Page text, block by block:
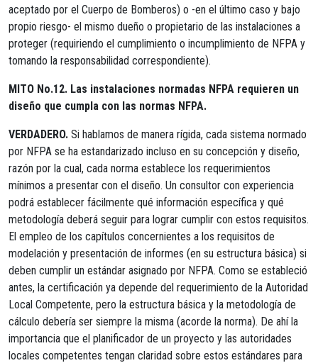
aceptado por el Cuerpo de Bomberos) o -en el último caso y bajo
propio riesgo- el mismo dueño o propietario de las instalaciones a
proteger (requiriendo el cumplimiento o incumplimiento de NFPA y
tomando la responsabilidad correspondiente).
MITO No.12. Las instalaciones normadas NFPA requieren un
diseño que cumpla con las normas NFPA.
VERDADERO. Si hablamos de manera rígida, cada sistema normado
por NFPA se ha estandarizado incluso en su concepción y diseño,
razón por la cual, cada norma establece los requerimientos
mínimos a presentar con el diseño. Un consultor con experiencia
podrá establecer fácilmente qué información específica y qué
metodología deberá seguir para lograr cumplir con estos requisitos.
El empleo de los capítulos concernientes a los requisitos de
modelación y presentación de informes (en su estructura básica) si
deben cumplir un estándar asignado por NFPA. Como se estableció
antes, la certificación ya depende del requerimiento de la Autoridad
Local Competente, pero la estructura básica y la metodología de
cálculo debería ser siempre la misma (acorde la norma). De ahí la
importancia que el planificador de un proyecto y las autoridades
locales competentes tengan claridad sobre estos estándares para